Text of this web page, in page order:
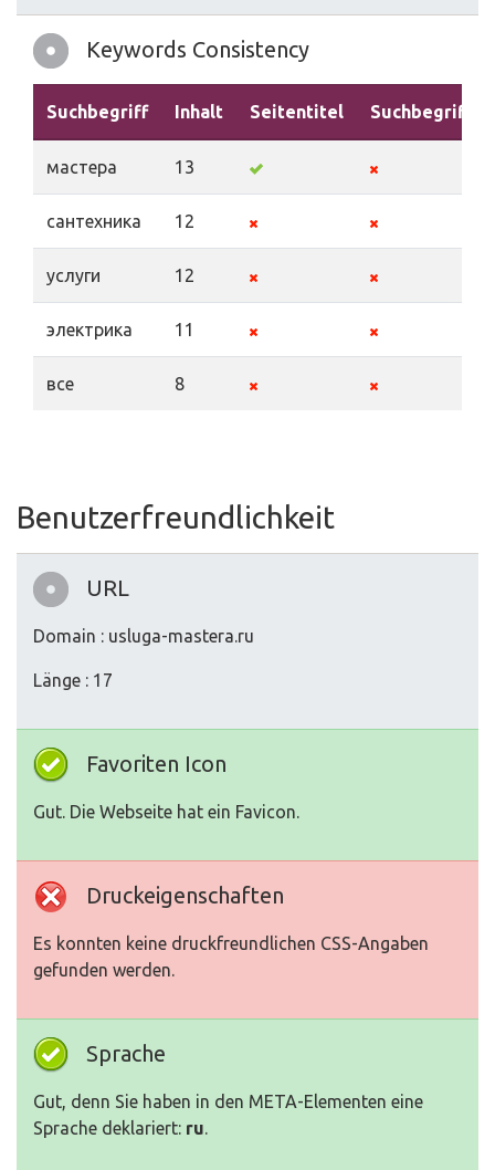
Keywords Consistency
Suchbegriff Inhalt Seitentitel Suchbegriffe
мастера 13
сантехника 12
услуги 12
электрика 11
все 8
Benutzerfreundlichkeit
URL
Domain : usluga-mastera.ru
Länge : 17
Favoriten Icon
Gut. Die Webseite hat ein Favicon.
Druckeigenschaften
Es konnten keine druckfreundlichen CSS-Angaben
gefunden werden.
Sprache
Gut, denn Sie haben in den META-Elementen eine
Sprache deklariert: ru.